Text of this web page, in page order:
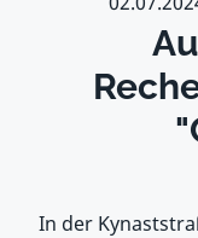
In der